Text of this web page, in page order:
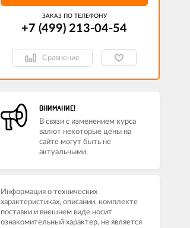
ЗАКАЗ ПО ТЕЛЕФОНУ
+7 (499) 213-04-54​
Сравнение
ВНИМАНИЕ!
В связи с изменением курса
валют некоторые цены на
сайте могут быть не
актуальными.
Информация о технических
характеристиках, описании, комплекте
поставки и внешнем виде носит
ознакомительный характер, не является